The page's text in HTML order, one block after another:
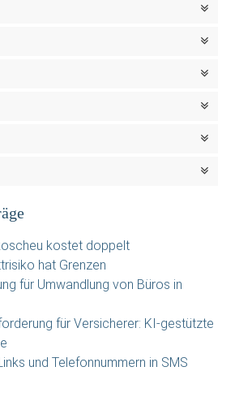
kostet doppelt
hat Grenzen
für Umwandlung von Büros in
für Versicherer: KI-gestützte
und Telefonnummern in SMS